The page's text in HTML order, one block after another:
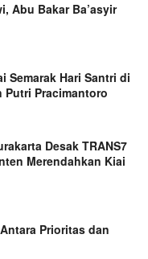
Abu Bakar Ba’asyir
Semarak Hari Santri di
Putri Pracimantoro
Desak TRANS7
Merendahkan Kiai
Prioritas dan